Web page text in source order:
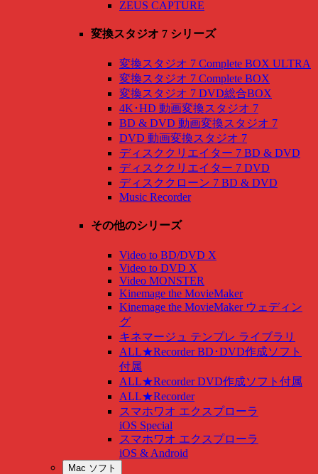
ZEUS CAPTURE
変換スタジオ 7 シリーズ
変換スタジオ 7 Complete BOX ULTRA
変換スタジオ 7 Complete BOX
変換スタジオ 7 DVD総合BOX
4K･HD 動画変換スタジオ 7
BD & DVD 動画変換スタジオ 7
DVD 動画変換スタジオ 7
ディスククリエイター 7 BD & DVD
ディスククリエイター 7 DVD
ディスククローン 7 BD & DVD
Music Recorder
その他のシリーズ
Video to BD/DVD X
Video to DVD X
Video MONSTER
Kinemage the MovieMaker
Kinemage the MovieMaker ウェディン
グ
キネマージュ テンプレ ライブラリ
ALL★Recorder BD･DVD作成ソフト
付属
ALL★Recorder DVD作成ソフト付属
ALL★Recorder
スマホワオ エクスプローラ
iOS Special
スマホワオ エクスプローラ
iOS & Android
Mac ソフト